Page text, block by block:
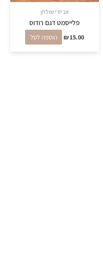
אביזרי שולחן
פלייסמט דגם רודוס
₪15.00 הוספה לסל